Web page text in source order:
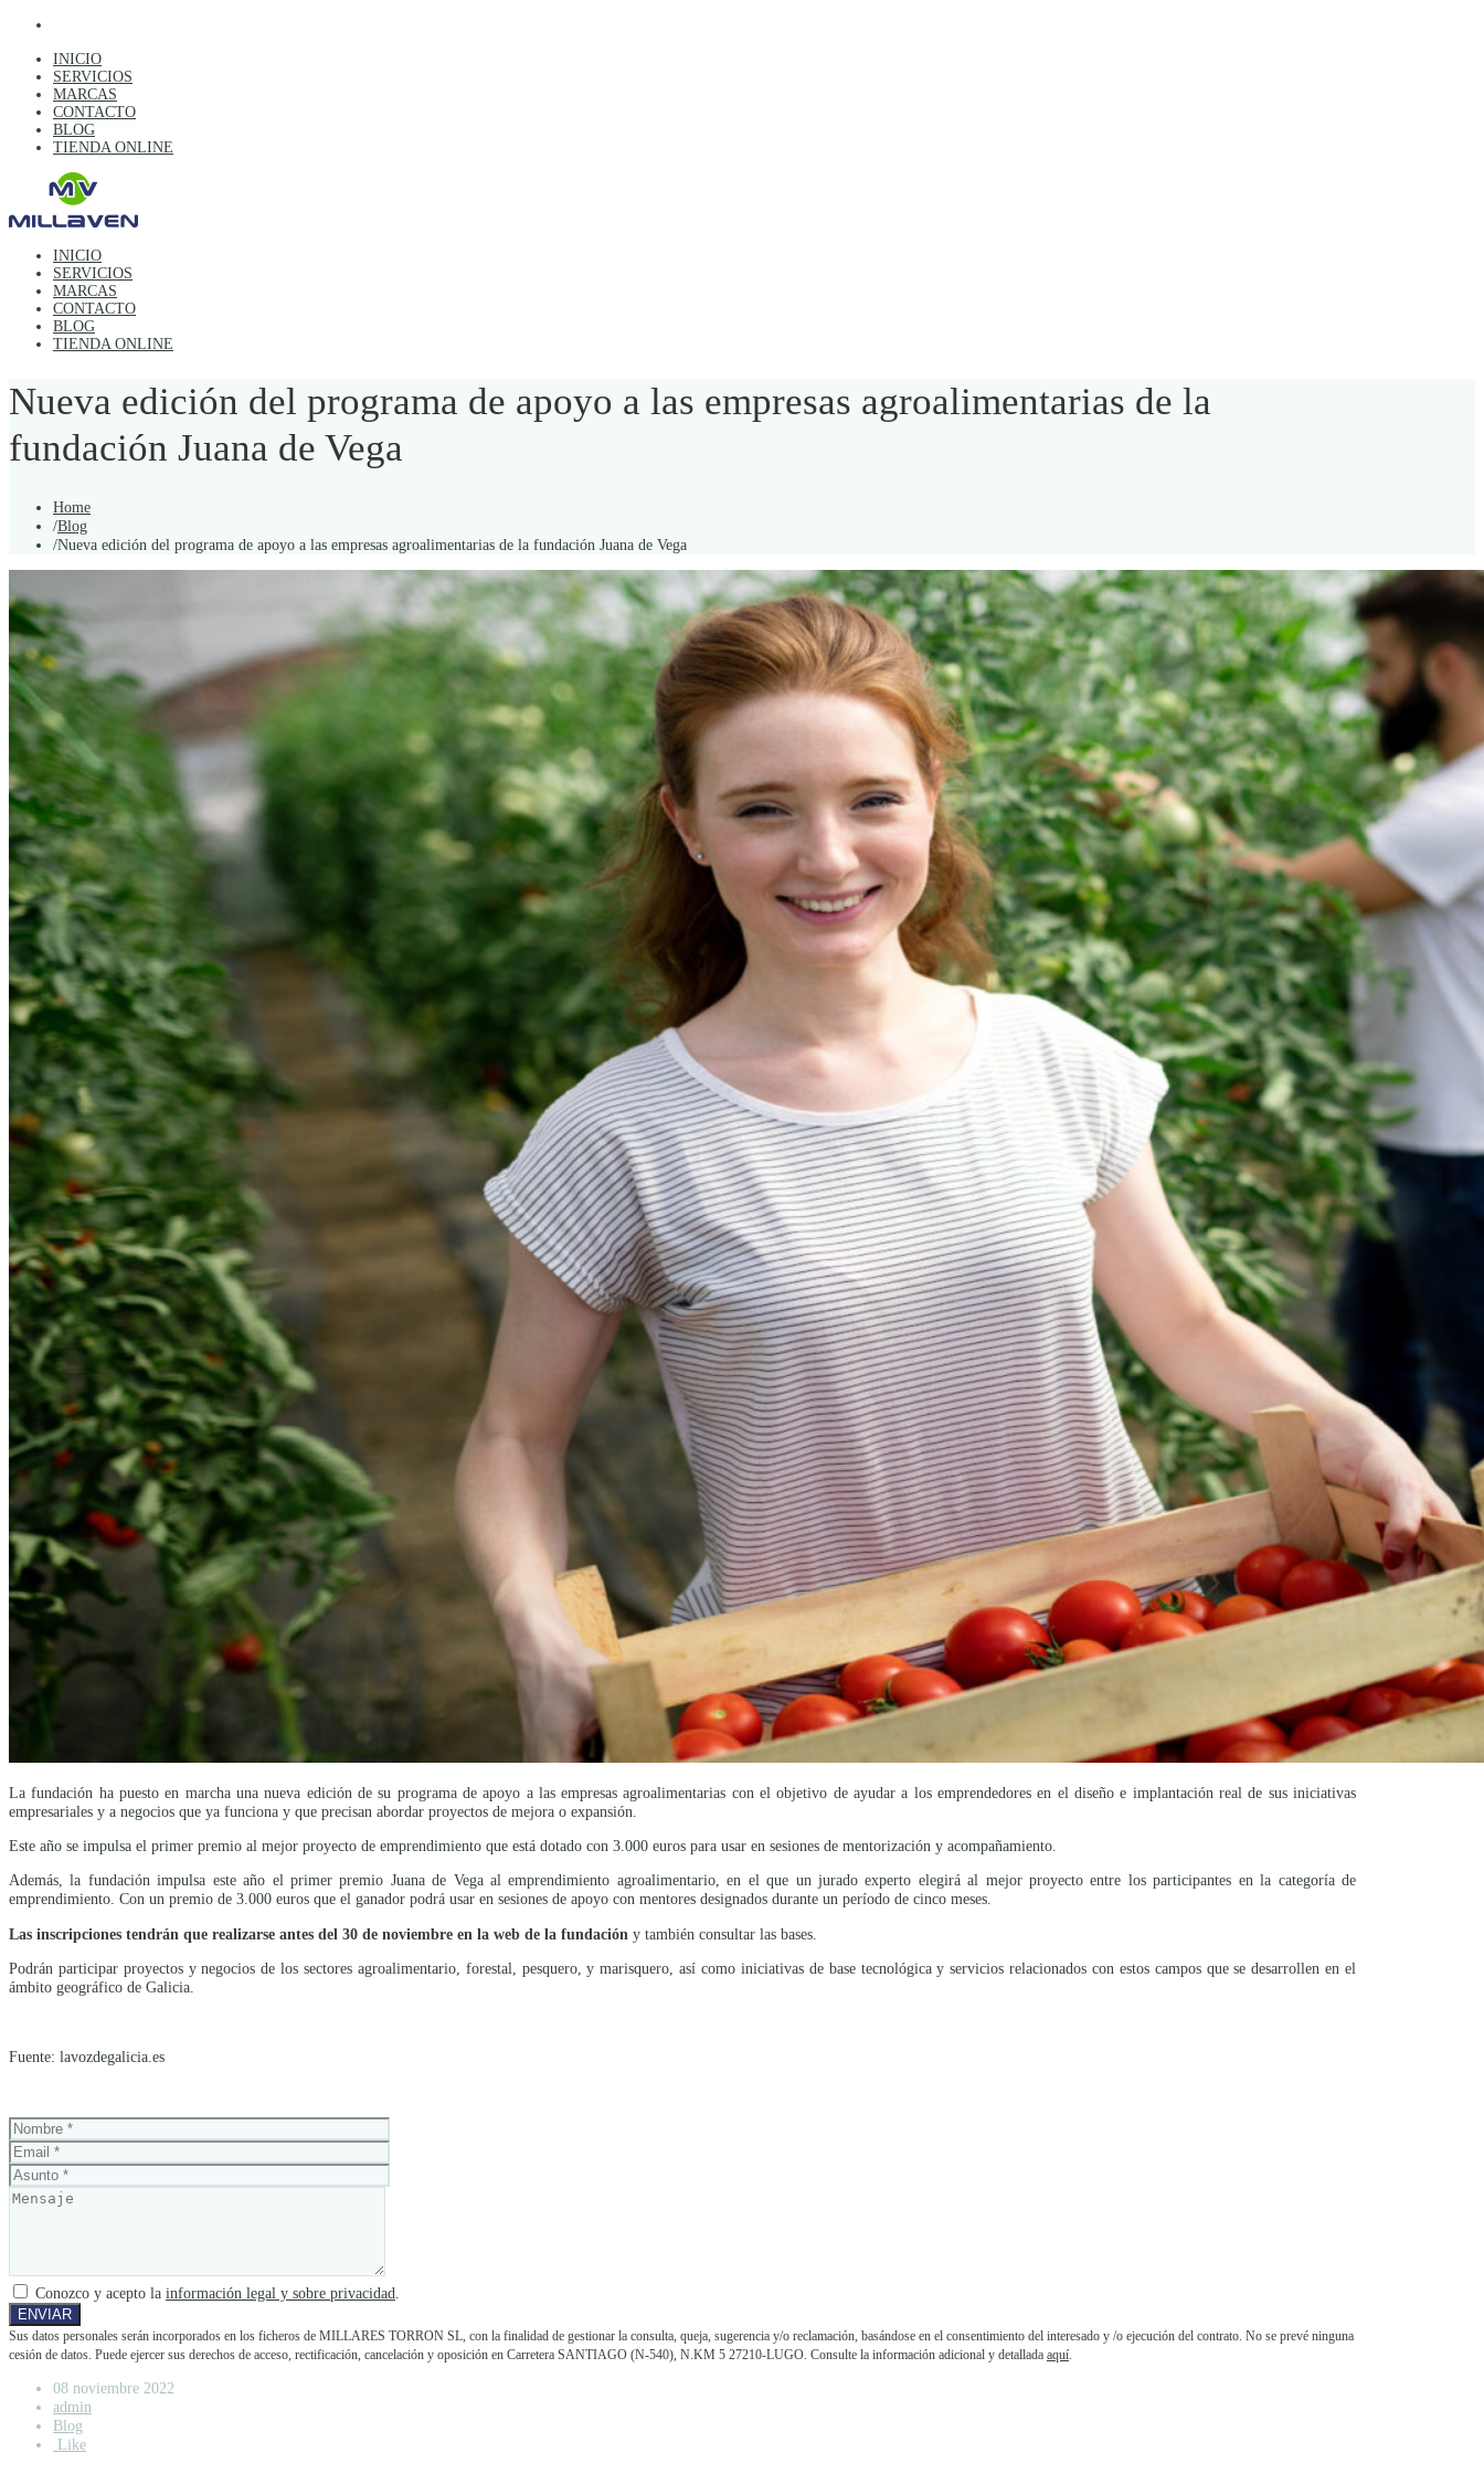
INICIO
SERVICIOS
MARCAS
CONTACTO
BLOG
TIENDA ONLINE
INICIO
SERVICIOS
MARCAS
CONTACTO
BLOG
TIENDA ONLINE
Nueva edición del programa de apoyo a las empresas agroalimentarias de la
fundación Juana de Vega
Home
/Blog
/Nueva edición del programa de apoyo a las empresas agroalimentarias de la fundación Juana de Vega
La fundación ha puesto en marcha una nueva edición de su programa de apoyo a las empresas agroalimentarias con el objetivo de ayudar a los emprendedores en el diseño e implantación real de sus iniciativas
empresariales y a negocios que ya funciona y que precisan abordar proyectos de mejora o expansión.
Este año se impulsa el primer premio al mejor proyecto de emprendimiento que está dotado con 3.000 euros para usar en sesiones de mentorización y acompañamiento.
Además, la fundación impulsa este año el primer premio Juana de Vega al emprendimiento agroalimentario, en el que un jurado experto elegirá al mejor proyecto entre los participantes en la categoría de
emprendimiento. Con un premio de 3.000 euros que el ganador podrá usar en sesiones de apoyo con mentores designados durante un período de cinco meses.
Las inscripciones tendrán que realizarse antes del 30 de noviembre en la web de la fundación y también consultar las bases.
Podrán participar proyectos y negocios de los sectores agroalimentario, forestal, pesquero, y marisquero, así como iniciativas de base tecnológica y servicios relacionados con estos campos que se desarrollen en el
ámbito geográfico de Galicia.
Fuente: lavozdegalicia.es
Conozco y acepto la información legal y sobre privacidad
Sus datos personales serán incorporados en los ficheros de MILLARES TORRON SL, con la finalidad de gestionar la consulta, queja, sugerencia y/o reclamación, basándose en el consentimiento del interesado y /o ejecución del contrato. No se prevé ninguna
cesión de datos. Puede ejercer sus derechos de acceso, rectificación, cancelación y oposición en Carretera SANTIAGO (N-540), N.KM 5 27210-LUGO. Consulte la información adicional y detallada aquí.
08 noviembre 2022
admin
Blog
Like